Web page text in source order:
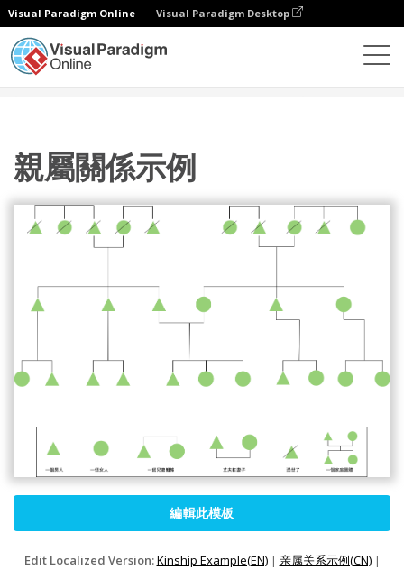
Visual Paradigm Online Visual Paradigm Desktop
親屬關係示例
編輯此模板
Edit Localized Version:Kinship Example(EN)| 亲属关系示例(CN)|